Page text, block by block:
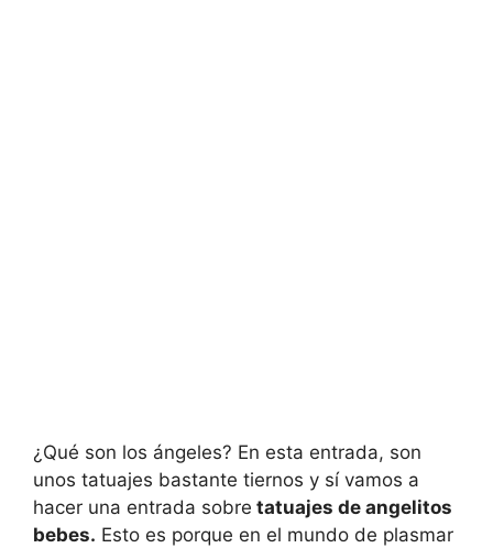
¿Qué son los ángeles? En esta entrada, son
unos tatuajes bastante tiernos y sí vamos a
hacer una entrada sobre tatuajes de angelitos
bebes. Esto es porque en el mundo de plasmar